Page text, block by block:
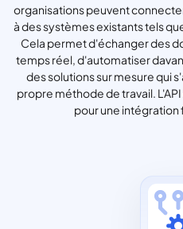
organisations peuvent
à des systèmes existants tels
Cela permet d'échanger des
temps réel, d'automatiser
des solutions sur mesure qui
propre méthode de travail.
pour une